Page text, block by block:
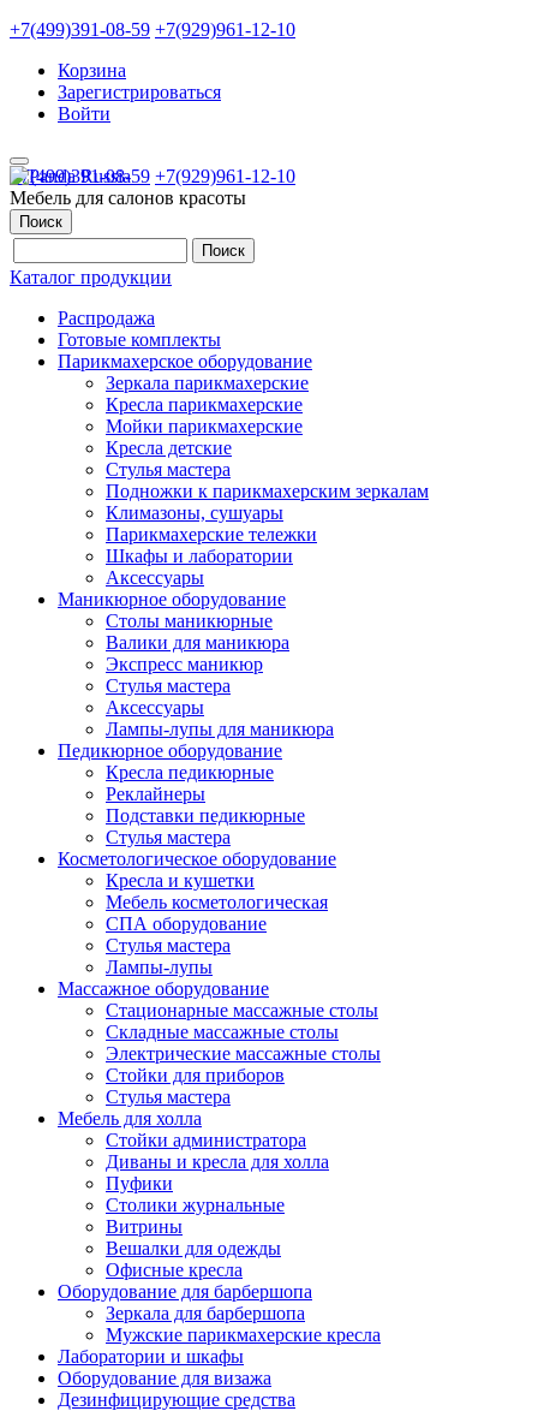
+7(499)391-08-59 +7(929)961-12-10
Корзина
Зарегистрироваться
Войти
+7(499)391-08-59 +7(929)961-12-10
Мебель для салонов красоты
Поиск
Каталог продукции
Распродажа
Готовые комплекты
Парикмахерское оборудование
Зеркала парикмахерские
Кресла парикмахерские
Мойки парикмахерские
Кресла детские
Стулья мастера
Подножки к парикмахерским зеркалам
Климазоны, сушуары
Парикмахерские тележки
Шкафы и лаборатории
Аксессуары
Маникюрное оборудование
Столы маникюрные
Валики для маникюра
Экспресс маникюр
Стулья мастера
Аксессуары
Лампы-лупы для маникюра
Педикюрное оборудование
Кресла педикюрные
Реклайнеры
Подставки педикюрные
Стулья мастера
Косметологическое оборудование
Кресла и кушетки
Мебель косметологическая
СПА оборудование
Стулья мастера
Лампы-лупы
Массажное оборудование
Стационарные массажные столы
Складные массажные столы
Электрические массажные столы
Стойки для приборов
Стулья мастера
Мебель для холла
Стойки администратора
Диваны и кресла для холла
Пуфики
Столики журнальные
Витрины
Вешалки для одежды
Офисные кресла
Оборудование для барбершопа
Зеркала для барбершопа
Мужские парикмахерские кресла
Лаборатории и шкафы
Оборудование для визажа
Дезинфицирующие средства